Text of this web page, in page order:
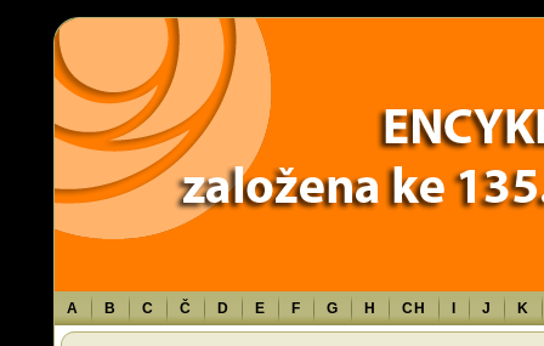
Warning: Use of undefined constant TXT - assumed 'TXT' (this will throw
content/themes/sablona/functions.php
A B C Č D E F G H CH J K